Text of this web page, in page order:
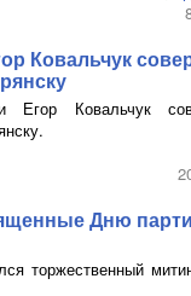
Ковальчук
Егор Ковальчук
Дню
торжественный